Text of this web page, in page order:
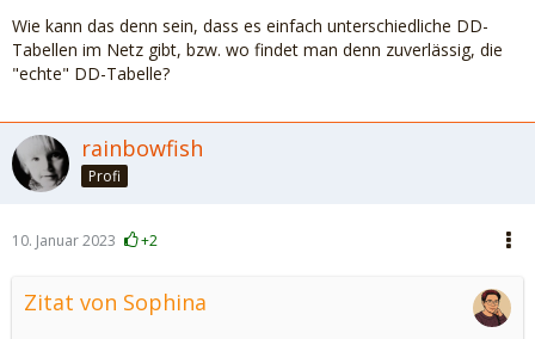
Wie kann das denn sein, dass es einfach unterschiedliche DD-
Tabellen im Netz gibt, bzw. wo findet man denn zuverlässig, die
"echte" DD-Tabelle?
rainbowfish
Profi
10. Januar 2023 +2
Zitat von Sophina